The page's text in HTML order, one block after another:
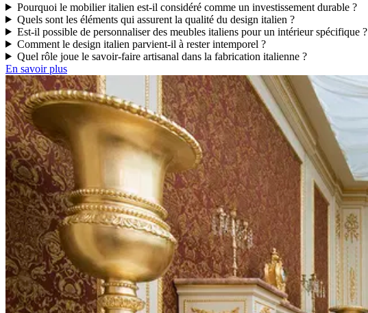
Pourquoi le mobilier italien est-il considéré comme un investissement durable ?
Quels sont les éléments qui assurent la qualité du design italien ?
Est-il possible de personnaliser des meubles italiens pour un intérieur spécifique ?
Comment le design italien parvient-il à rester intemporel ?
Quel rôle joue le savoir-faire artisanal dans la fabrication italienne ?
En savoir plus